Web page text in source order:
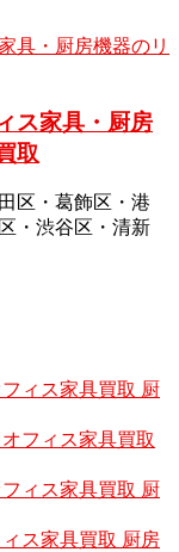
ス家具・厨房
取
区・葛飾区・港
・渋谷区・清新
ィス家具買取 厨
フィス家具買取
ィス家具買取 厨
ス家具買取 厨房